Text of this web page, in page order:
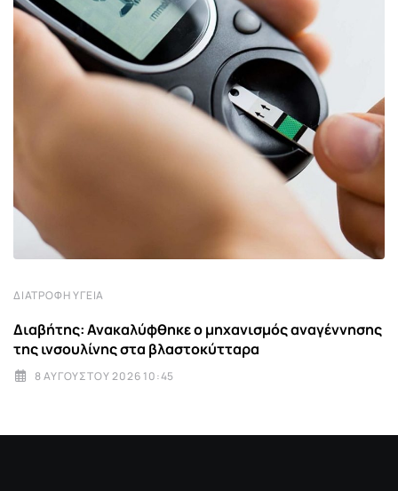
ΔΙΑΤΡΟΦΉ ΥΓΕΊΑ
Διαβήτης: Ανακαλύφθηκε ο μηχανισμός αναγέννησης
της ινσουλίνης στα βλαστοκύτταρα
8 ΑΥΓΟΎΣΤΟΥ 2026 10:45